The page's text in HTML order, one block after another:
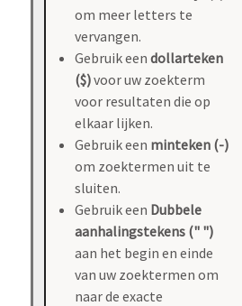
om meer letters te
vervangen.
Gebruik een dollarteken
($)voor uw zoekterm
voor resultaten die op
elkaar lijken.
Gebruik een minteken (-)
om zoektermen uit te
sluiten.
Gebruik een Dubbele
aanhalingstekens (" ")
aan het begin en einde
van uw zoektermen om
naar de exacte